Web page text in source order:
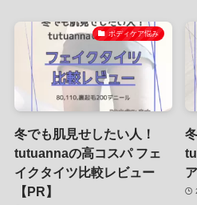
ボディケア悩み
冬でも肌見せしたい人！
tutuannaの高コスパ フェ
イクタイツ比較レビュー
【PR】